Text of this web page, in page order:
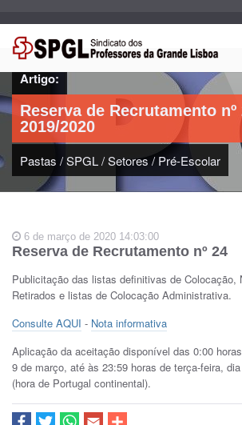
Artigo:
Reserva de Recrutamento nº
2019/2020
Pastas /SPGL/Setores/Pré-Escolar
6 de março de 2020 14:03:00
Reserva de Recrutamento nº 24
Publicitação das listas definitivas de Colocação,
Retirados e listas de Colocação Administrativa.
Consulte AQUI - Nota informativa
Aplicação da aceitação disponível das 0:00
9 de março, até às 23:59 horas de terça-feira,
(hora de Portugal continental).